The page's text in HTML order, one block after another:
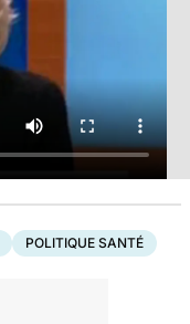
POLITIQUE SANTÉ